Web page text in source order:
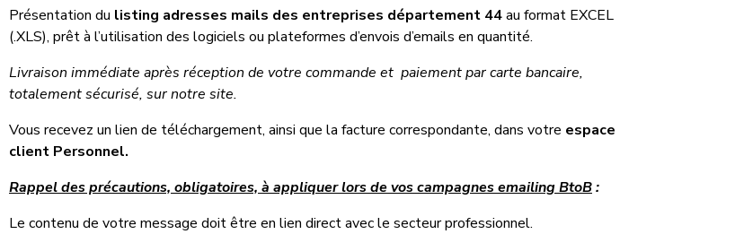
Présentation du listing adresses mails des entreprises département 44au format EXCEL
(.XLS), prêt à l’utilisation des logiciels ou plateformes d’envois d’emails en quantité.
Livraison immédiate après réception de votre commande et paiement par carte bancaire,
totalement sécurisé, sur notre site.
Vous recevez un lien de téléchargement, ainsi que la facture correspondante, dans votre espace
client Personnel.
Rappel des précautions, obligatoires, à appliquer lors de vos campagnes emailing BtoB:
Le contenu de votre message doit être en lien direct avec le secteur professionnel.